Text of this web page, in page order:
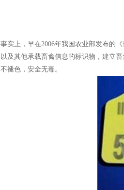
事实上，早在2006年我国农业部发布的
以及其他承载畜禽信息的标识物，建立
不褪色，安全无毒。